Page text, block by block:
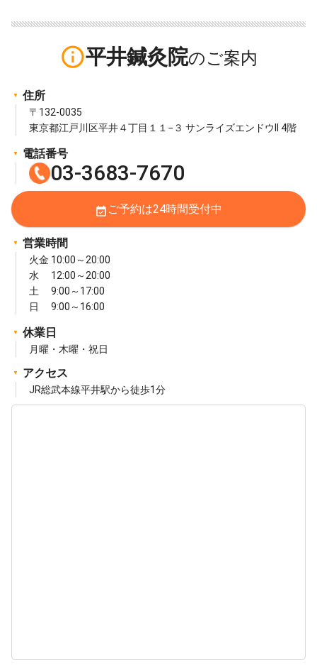
info_outline平井鍼灸院
住所
〒132-0035
東京都江戸川区平井４丁目１１−３ サンライズエンドウII 4階
電話番号
03-3683-7670
event_available ご予約は24時間受付中
営業時間
火金 10:00～20:00
水 12:00～20:00
土 9:00～17:00
日 9:00～16:00
休業日
月曜・木曜・祝日
アクセス
JR総武本線平井駅から徒歩1分